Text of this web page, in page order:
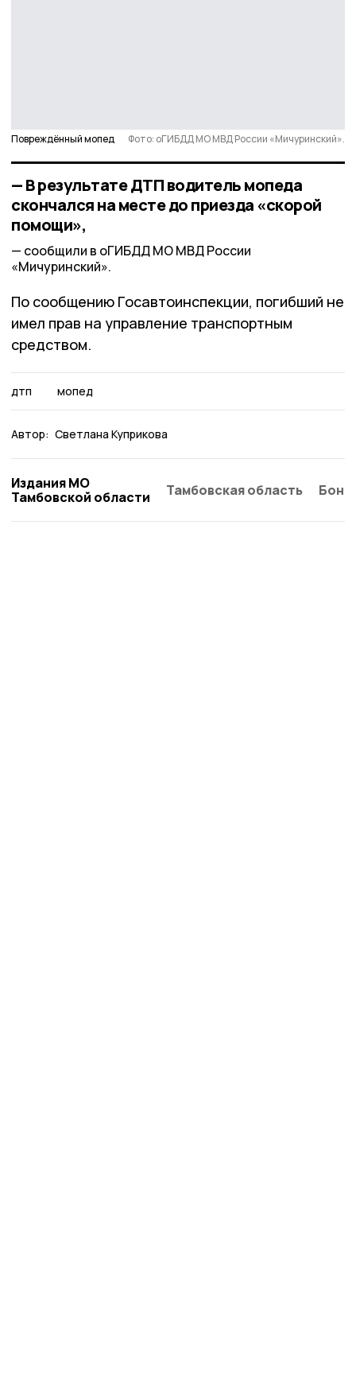
Повреждённый мопед Фото: оГИБДД МО МВД России «Мичуринский».
— В результате ДТП водитель мопеда
скончался на месте до приезда «скорой
помощи»,
сообщили в оГИБДД МО МВД России
«Мичуринский».
По сообщению Госавтоинспекции, погибший не
имел прав на управление транспортным
средством.
дтп мопед
Автор: Светлана Куприкова
Издания МО
Тамбовской области
Тамбовская область